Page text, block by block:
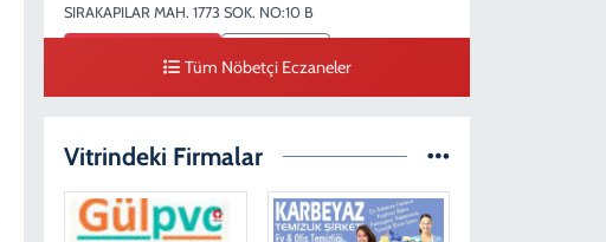
SIRAKAPILAR MAH. 1773 SOK. NO:10 B
Tüm Nöbetçi Eczaneler
Vitrindeki Firmalar